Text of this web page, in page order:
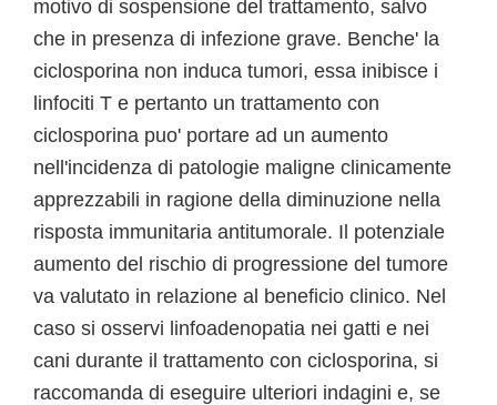
motivo di sospensione del trattamento, salvo
che in presenza di infezione grave. Benche' la
ciclosporina non induca tumori, essa inibisce i
linfociti T e pertanto un trattamento con
ciclosporina puo' portare ad un aumento
nell'incidenza di patologie maligne clinicamente
apprezzabili in ragione della diminuzione nella
risposta immunitaria antitumorale. Il potenziale
aumento del rischio di progressione del tumore
va valutato in relazione al beneficio clinico. Nel
caso si osservi linfoadenopatia nei gatti e nei
cani durante il trattamento con ciclosporina, si
raccomanda di eseguire ulteriori indagini e, se